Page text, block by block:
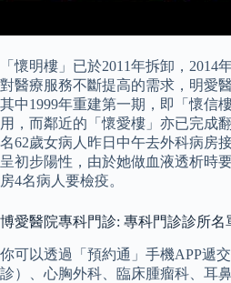
「懷明樓」已於2011年拆卸，2014
對醫療服務不斷提高的需求，明愛
其中1999年重建第一期，即「懷信
用，而鄰近的「懷愛樓」亦已完成
名62歲女病人昨日中午去外科病房
呈初步陽性，由於她做血液透析時
房4名病人要檢疫。
博愛醫院專科門診: 專科門診診所名
你可以透過「預約通」手機APP遞
診）、心胸外科、臨床腫瘤科、耳